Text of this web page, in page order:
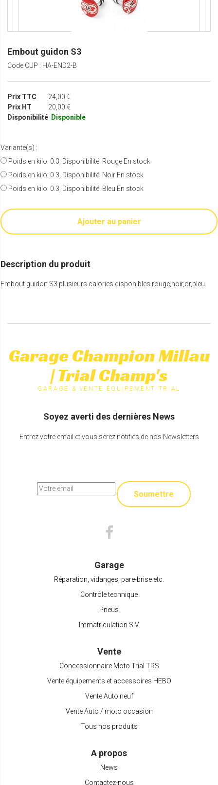
Embout guidon S3
Code CUP : HA-END2-B
Prix TTC
24,00 €
Prix HT
20,00 €
Disponibilité Disponible
Variante(s) :
Poids en kilo: 0.3, Disponibilité: Rouge En stock
Poids en kilo: 0.3, Disponibilité: Noir En stock
Poids en kilo: 0.3, Disponibilité: Bleu En stock
Ajouter au panier
Description du produit
Embout guidon S3 plusieurs calories disponibles rouge,noir,or,bleu.
Garage Champion Millau
| Trial Champ's
GARAGE & VENTE ÉQUIPEMENT TRIAL
Soyez averti des dernières News
Entrez votre email et vous serez notifiés de nos Newsletters
Soumettre
Garage
Réparation, vidanges, pare-brise etc.
Contrôle technique
Pneus
Immatriculation SIV
Vente
Concessionnaire Moto Trial TRS
Vente équipements et accessoires HEBO
Vente Auto neuf
Vente Auto / moto occasion
Tous nos produits
A propos
News
Contactez-nous